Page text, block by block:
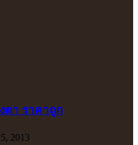
ตา ราคาถูก
2013